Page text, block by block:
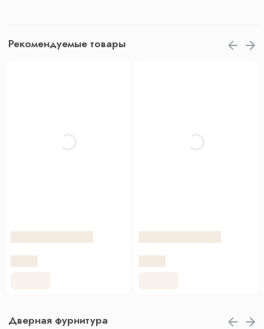
Рекомендуемые товары
Дверная фурнитура